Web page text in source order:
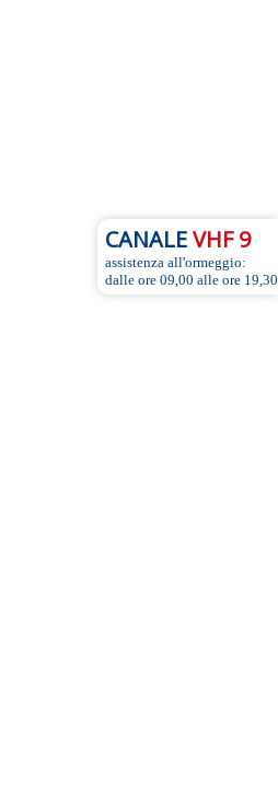
CANALEVHF 9
assistenza all'ormeggio:
dalle ore 09,00 alle ore 19,30